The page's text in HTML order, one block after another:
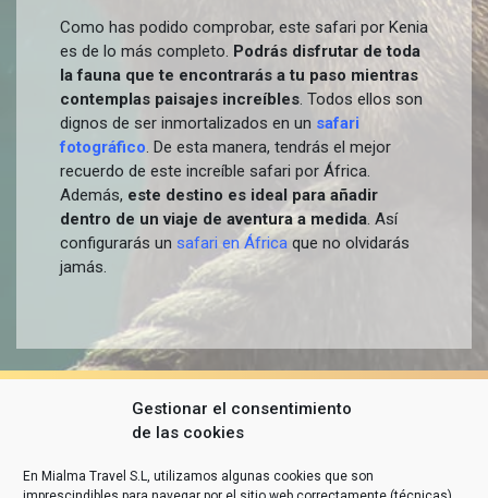
Gestionar el consentimiento
de las cookies
En Mialma Travel S.L, utilizamos algunas cookies que son
Como has podido comprobar, este safari por Kenia
es de lo más completo. Podrás disfrutar de toda
la fauna que te encontrarás a tu paso mientras
contemplas paisajes increíbles. Todos ellos son
dignos de ser inmortalizados en un safari
fotográfico. De esta manera, tendrás el mejor
recuerdo de este increíble safari por África.
Además, este destino es ideal para añadir
dentro de un viaje de aventura a medida. Así
configurarás un safari en África que no olvidarás
jamás.